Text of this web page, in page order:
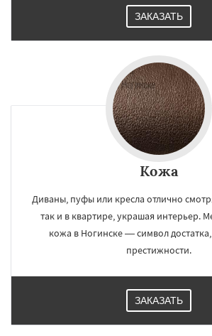
ЗАКАЗАТЬ
Кожа
Диваны, пуфы или кресла отлично
так и в квартире, украшая интерьер.
кожа в Ногинске — символ
престижности.
ЗАКАЗАТЬ